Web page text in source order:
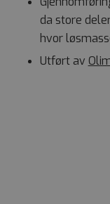
da store
hvor
Utført av